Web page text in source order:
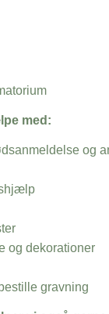
med:
og
og dekorationer
gravning